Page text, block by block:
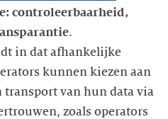
controleerbaarheid,
.
in dat afhankelijke
kunnen kiezen aan
van hun data via
zoals operators